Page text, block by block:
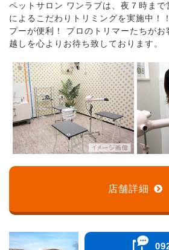
ペットサロン ワンラブは、夜７時まで
によるこだわりトリミングを実施中！
プーが便利！ プロのトリマーたちがお
越しを心よりお待ち致しております。
店舗詳細